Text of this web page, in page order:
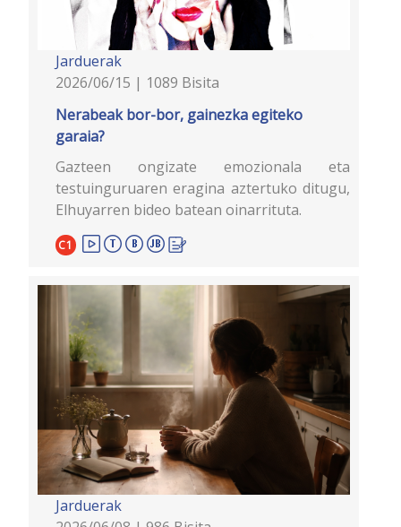
Jarduerak
2026/06/15 | 1089 Bisita
Nerabeak bor-bor, gainezka egiteko
garaia?
Gazteen ongizate emozionala eta
testuinguruaren eragina aztertuko ditugu,
Elhuyarren bideo batean oinarrituta.
C1
Jarduerak